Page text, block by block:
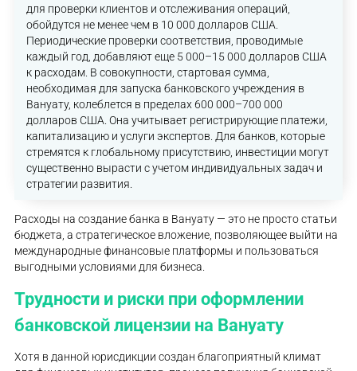
для проверки клиентов и отслеживания операций,
обойдутся не менее чем в 10 000 долларов США.
Периодические проверки соответствия, проводимые
каждый год, добавляют еще 5 000–15 000 долларов США
к расходам. В совокупности, стартовая сумма,
необходимая для запуска банковского учреждения в
Вануату, колеблется в пределах 600 000–700 000
долларов США. Она учитывает регистрирующие платежи,
капитализацию и услуги экспертов. Для банков, которые
стремятся к глобальному присутствию, инвестиции могут
существенно вырасти с учетом индивидуальных задач и
стратегии развития.
Расходы на создание банка в Вануату — это не просто статьи
бюджета, а стратегическое вложение, позволяющее выйти на
международные финансовые платформы и пользоваться
выгодными условиями для бизнеса.
Трудности и риски при оформлении
банковской лицензии на Вануату
Хотя в данной юрисдикции создан благоприятный климат